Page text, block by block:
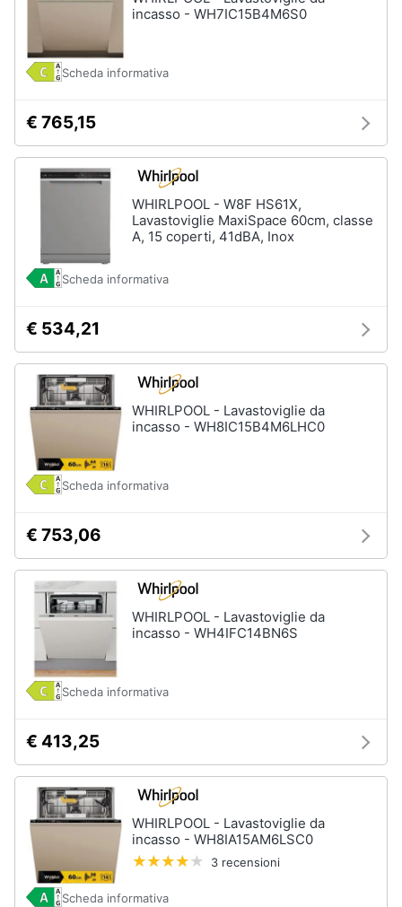
e
igiene
Giocattoli
Fotografia
Casalinghi
Abbigliamento
Animali
Libri,
cd
Festività
e
Promozioni
Servizi
Assistenza
clienti
incasso - WH7IC15B4M6S0
Scheda informativa
€ 765,15
WHIRLPOOL - W8F HS61X,
Lavastoviglie MaxiSpace 60cm, classe
A, 15 coperti, 41dBA, Inox
Scheda informativa
€ 534,21
WHIRLPOOL - Lavastoviglie da
incasso - WH8IC15B4M6LHC0
Scheda informativa
€ 753,06
WHIRLPOOL - Lavastoviglie da
incasso - WH4IFC14BN6S
Scheda informativa
€ 413,25
WHIRLPOOL - Lavastoviglie da
incasso - WH8IA15AM6LSC0
3 recensioni
Scheda informativa